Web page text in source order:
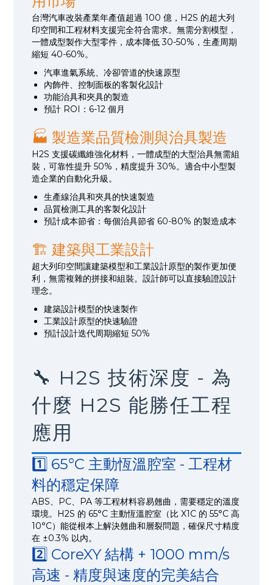
台灣汽車改裝產業年產值超過 100 億，H2S 的超大列
印空間和工程材料支援完全符合需求。無需分割模型，
一體成型製作大型零件，成本降低 30-50%，生產周期
縮短 40-60%。
汽車進氣系統、冷卻管道的快速原型
內飾件、控制面板的客製化設計
功能治具和夾具的製造
預計 ROI：6-12 個月
🏭 製造業品質檢測與治具製造
H2S 支援碳纖維強化材料，一體成型的大型治具無需組
裝，可靠性提升 50%，精度提升 30%。適合中小型製
造企業的自動化升級。
生產線治具和夾具的快速製造
品質檢測工具的客製化設計
預計成本節省：每個治具節省 60-80% 的製造成本
🏗️ 建築與工業設計
超大列印空間讓建築模型和工業設計原型的製作更加便
利，無需複雜的拼接和組裝。設計師可以直接驗證設計
理念。
建築設計模型的快速製作
工業設計原型的快速驗證
預計設計迭代周期縮短 50%
🔧 H2S 技術深度 - 為
什麼 H2S 能勝任工程
應用
1️⃣ 65°C 主動恆溫腔室 - 工程材
料的穩定保障
ABS、PC、PA 等工程材料容易翹曲，需要穩定的溫度
環境。H2S 的 65°C 主動恆溫腔室（比 X1C 的 55°C 高
10°C）能從根本上解決翹曲和層裂問題，確保尺寸精度
在 ±0.3% 以內。
2️⃣ CoreXY 結構 + 1000 mm/s
高速 - 精度與速度的完美結合